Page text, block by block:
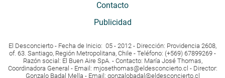
Contacto
Publicidad
El Desconcierto - Fecha de Inicio: 05 - 2012 - Dirección: Providencia 2608,
of. 63. Santiago, Región Metropolitana, Chile - Teléfono: (+569) 67899269 -
Razón social: El Buen Aire SpA. - Contacto: María José Thomas,
Coordinadora General - Email: mjosethomas@eldesconcierto.cl - Director:
Gonzalo Badal Mella - Email: gonzalobadal@eldesconcierto.cl